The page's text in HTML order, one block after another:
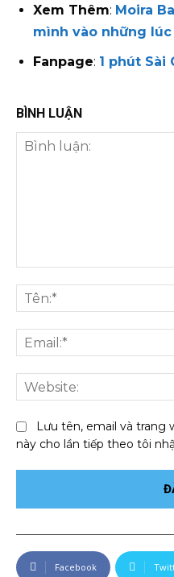
Xem Thêm: Moira
mình vào những
Fanpage: 1 phút Sài
BÌNH LUẬN
luận:
Lưu tên, email và trang
này cho lần tiếp theo tôi
Facebook